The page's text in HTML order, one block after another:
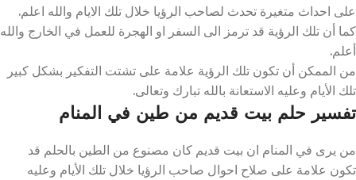
على احداث متغيرة تحدث لصاحب الرؤيا خلال تلك الايام والله اعلم.
كما أن تلك الرؤية قد ترمز الى السفر او الهجرة للعمل في الخارج والله
أعلم.
من الممكن أن تكون تلك الرؤية علامة على تشتت التفكير بشكل كبير
تلك الأيام وعليه الاستعانة بالله تبارك وتعالى.
تفسير حلم بيت قديم من طين في المنام
من يرى في المنام ان بيت قديم كان مصنوع من الطين بالحلم قد
تكون علامة على صلاح احوال صاحب الرؤيا خلال تلك الأيام وعليه